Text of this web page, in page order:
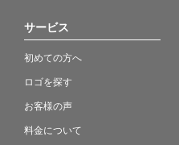
サービス
初めての方へ
ロゴを探す
お客様の声
料金について